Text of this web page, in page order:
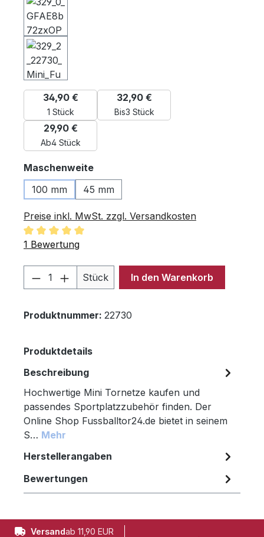
1 Stück
34,90 €
Bis3 Stück
32,90 €
Ab4 Stück
29,90 €
Maschenweiteauswählen
100 mm
45 mm
Preise inkl. MwSt. zzgl. Versandkosten
Durchschnittliche Bewertung von 5 von 5 Sternen
1 Bewertung
Produkt Anzahl: Gib den
Stück In den Warenkorb
Produktnummer: 22730
Produktdetails
Beschreibung
Hochwertige Mini Tornetze kaufen und
passendes Sportplatzzubehör finden. Der
Online Shop Fussballtor24.de bietet in seinem
S… Mehr
Herstellerangaben
Bewertungen
Versandab 11,90 EUR